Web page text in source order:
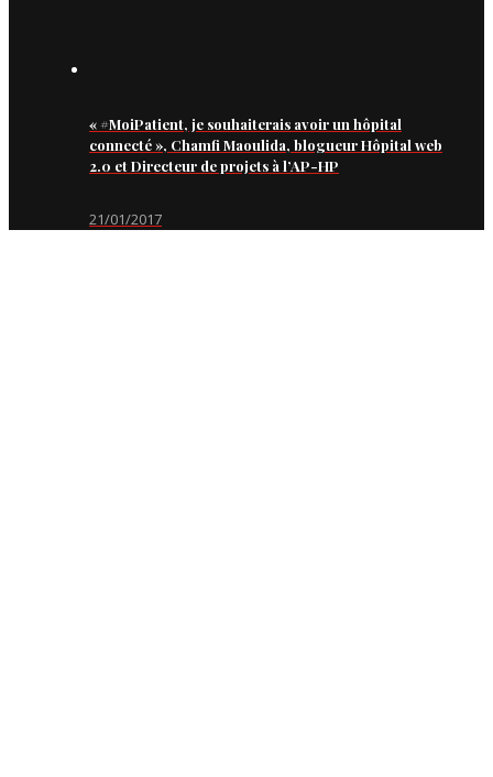
« #MoiPatient, je souhaiterais avoir un hôpital
connecté », Chamfi Maoulida, blogueur Hôpital web
2.0 et Directeur de projets à l’AP-HP
21/01/2017